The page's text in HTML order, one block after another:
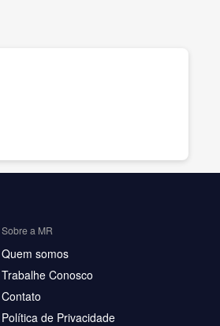
Sobre a MR
Quem somos
Trabalhe Conosco
Contato
Política de Privacidade